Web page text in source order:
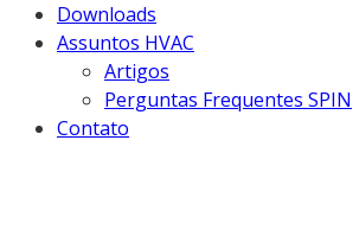
Downloads
Assuntos HVAC
Artigos
Perguntas Frequentes SPIN
Contato